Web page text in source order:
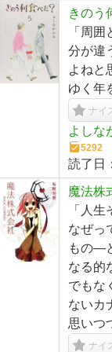
きのう
「周
分が違
よねと
ゆく年
ナイ
よしな
5292
読了日：
魔法株
「人
なぜっ
もの―
なる的
でもな
ないカ
思いつ
ナイ